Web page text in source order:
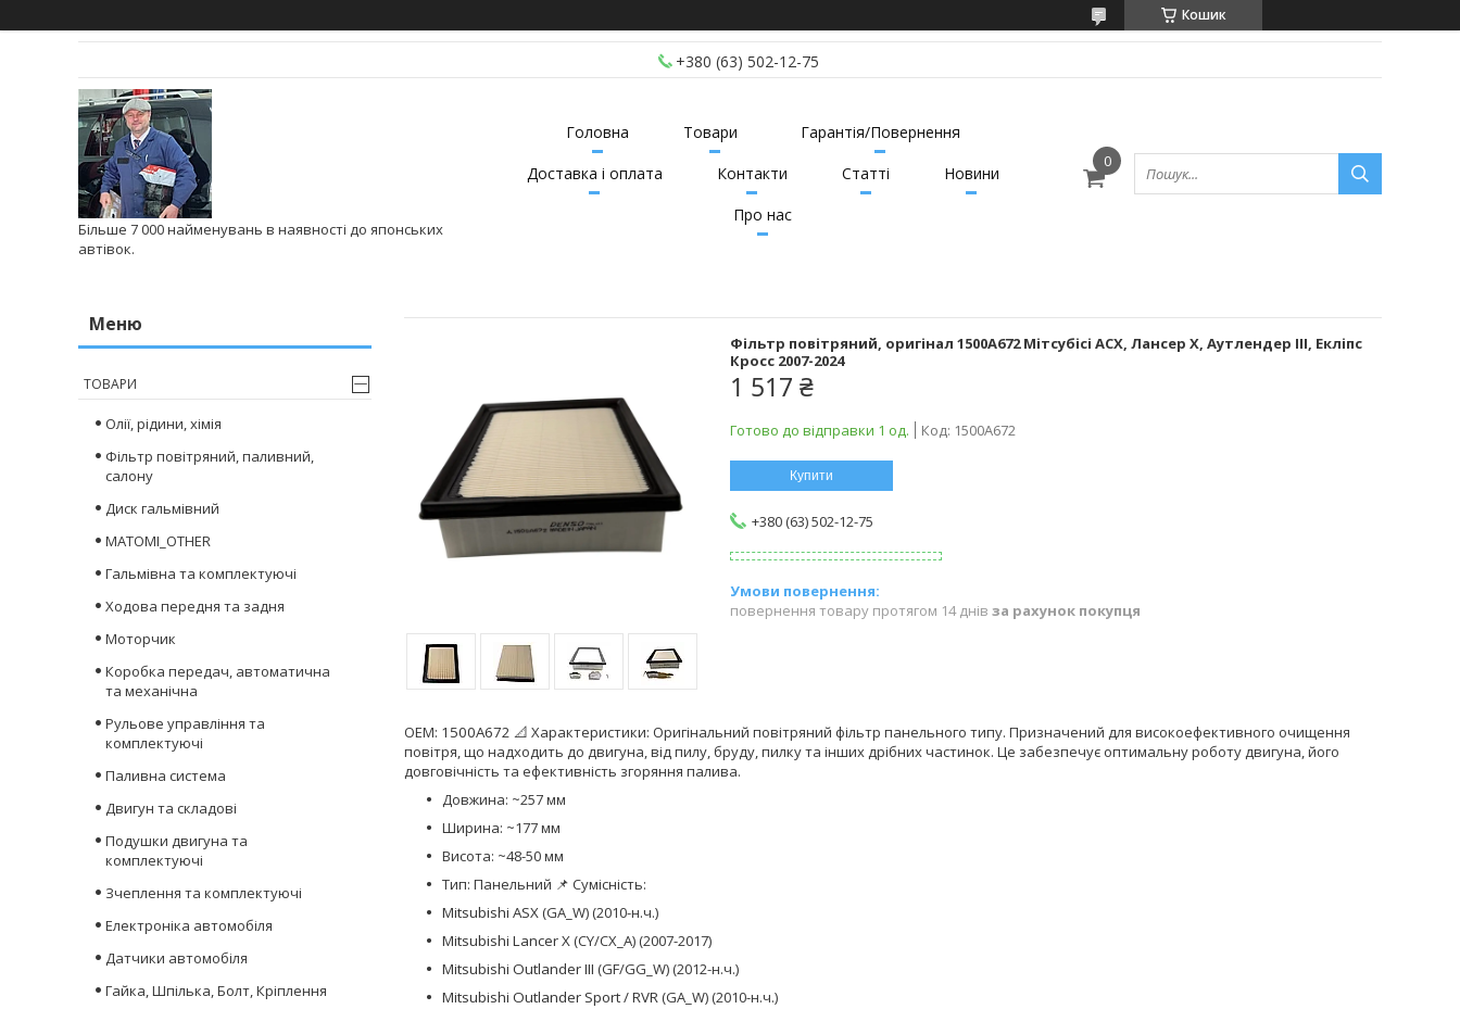
Кошик
+380 (63) 502-12-75
Більше 7 000 найменувань в наявності до японських
автівок.
Головна Товари
Гарантія/Повернення
Доставка і оплата
Контакти Статті
Новини
Про нас
Фільтр повітряний, оригінал 1500A672 Мітсубісі АСХ, Лансер Х, Аутлендер III, Екліпс
Кросс 2007-2024
1 517 ₴
Готово до відправки 1 од. Код: 1500A672
Купити
+380 (63) 502-12-75
повернення товару протягом 14 днів за рахунок покупця
OEM: 1500A672 📐 Характеристики: Оригінальний повітряний фільтр панельного типу. Призначений для високоефективного очищення
повітря, що надходить до двигуна, від пилу, бруду, пилку та інших дрібних частинок. Це забезпечує оптимальну роботу двигуна, його
довговічність та ефективність згоряння палива.
Довжина: ~257 мм
Ширина: ~177 мм
Висота: ~48-50 мм
Тип: Панельний 📌 Сумісність:
Mitsubishi ASX (GA_W) (2010-н.ч.)
Mitsubishi Lancer X (CY/CX_A) (2007-2017)
Mitsubishi Outlander III (GF/GG_W) (2012-н.ч.)
Mitsubishi Outlander Sport / RVR (GA_W) (2010-н.ч.)
ТОВАРИ
Олії, рідини, хімія
Фільтр повітряний, паливний,
салону
Диск гальмівний
MATOMI_OTHER
Гальмівна та комплектуючі
Ходова передня та задня
Моторчик
Коробка передач, автоматична
та механічна
Рульове управління та
комплектуючі
Паливна система
Двигун та складові
Подушки двигуна та
комплектуючі
Зчеплення та комплектуючі
Електроніка автомобіля
Датчики автомобіля
Гайка, Шпілька, Болт, Кріплення